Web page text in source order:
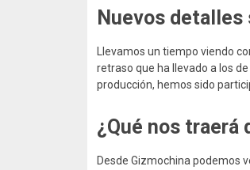
Nuevos detalles
Llevamos un tiempo viendo
retraso que ha llevado a los
producción, hemos sido
¿Qué nos traerá
Desde Gizmochina podemos